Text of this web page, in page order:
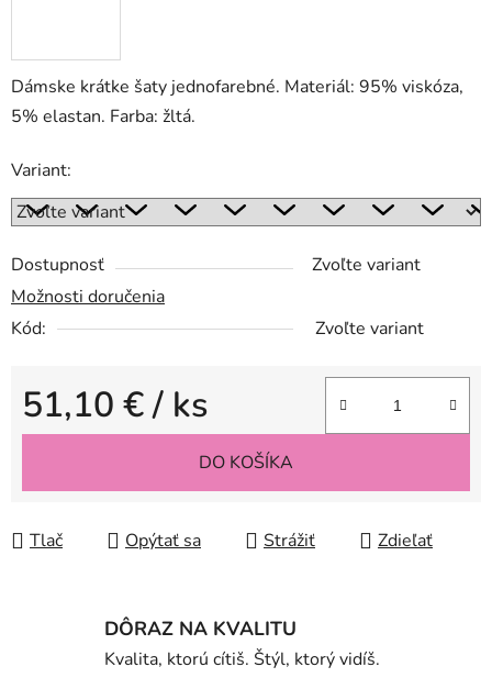
Dámske krátke šaty jednofarebné. Materiál: 95% viskóza,
5% elastan. Farba: žltá.
Variant:
Dostupnosť
Zvoľte variant
Možnosti doručenia
Kód:
Zvoľte variant
51,10 €/ ks
Jednotková cena:
DO KOŠÍKA
Tlač Opýtať sa Strážiť Zdieľať
DÔRAZ NA KVALITU
Kvalita, ktorú cítiš. Štýl, ktorý vidíš.